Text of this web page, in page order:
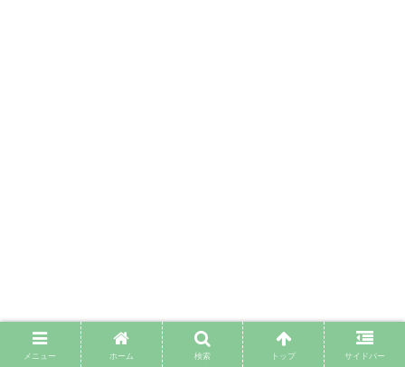
メニュー ホーム 検索 トップ サイドバー